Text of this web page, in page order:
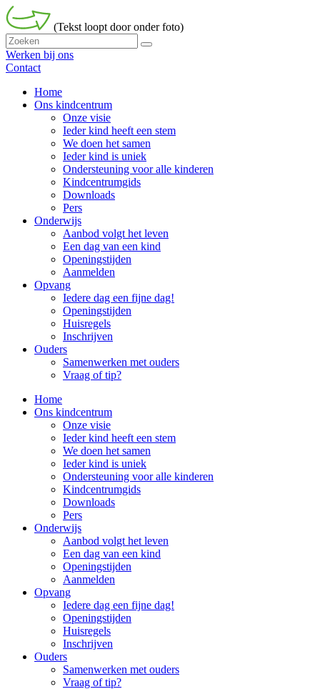
(Tekst loopt door onder foto)
Werken bij ons
Contact
Home
Ons kindcentrum
Onze visie
Ieder kind heeft een stem
We doen het samen
Ieder kind is uniek
Ondersteuning voor alle kinderen
Kindcentrumgids
Downloads
Pers
Onderwijs
Aanbod volgt het leven
Een dag van een kind
Openingstijden
Aanmelden
Opvang
Iedere dag een fijne dag!
Openingstijden
Huisregels
Inschrijven
Ouders
Samenwerken met ouders
Vraag of tip?
Home
Ons kindcentrum
Onze visie
Ieder kind heeft een stem
We doen het samen
Ieder kind is uniek
Ondersteuning voor alle kinderen
Kindcentrumgids
Downloads
Pers
Onderwijs
Aanbod volgt het leven
Een dag van een kind
Openingstijden
Aanmelden
Opvang
Iedere dag een fijne dag!
Openingstijden
Huisregels
Inschrijven
Ouders
Samenwerken met ouders
Vraag of tip?